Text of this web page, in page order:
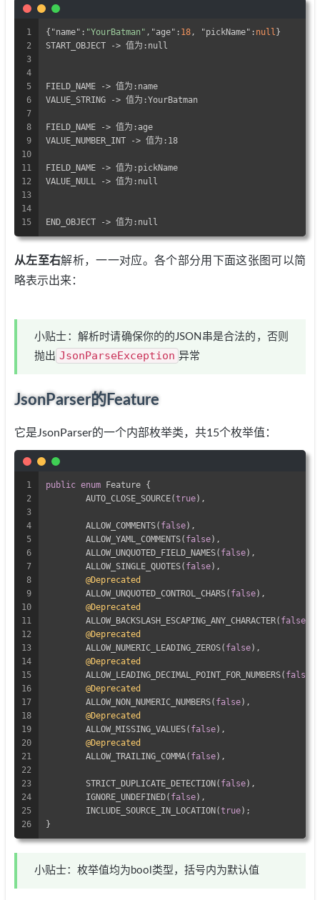
1
2
3
4
5
6
7
8
9
10
11
12
13
14
15
{ "name" : "YourBatman" , "age" : 18, "pickName" : null }
START_OBJECT -> 值为:null
FIELD_NAME -> 值为:name
VALUE_STRING -> 值为:YourBatman
FIELD_NAME -> 值为:age
VALUE_NUMBER_INT -> 值为:18
FIELD_NAME -> 值为:pickName
VALUE_NULL -> 值为:null
END_OBJECT -> 值为:null
从左至右解析，一一对应。各个部分用下面这张图可以简
略表示出来：
小贴士：解析时请确保你的的JSON串是合法的，否则
抛出 JsonParseException 异常
JsonParser的Feature
它是JsonParser的一个内部枚举类，共15个枚举值：
1
2
3
4
5
6
7
8
9
10
11
12
13
14
15
16
17
18
19
20
21
22
23
24
25
26
public enum Feature {
	AUTO_CLOSE_SOURCE(
true),
	ALLOW_COMMENTS(
false),
	ALLOW_YAML_COMMENTS(
false),
	ALLOW_UNQUOTED_FIELD_NAMES(
false),
	ALLOW_SINGLE_QUOTES(
false),
@Deprecated
	ALLOW_UNQUOTED_CONTROL_CHARS(
false),
@Deprecated
	ALLOW_BACKSLASH_ESCAPING_ANY_CHARACTER(
false
@Deprecated
	ALLOW_NUMERIC_LEADING_ZEROS(
false),
@Deprecated
	ALLOW_LEADING_DECIMAL_POINT_FOR_NUMBERS(
false
@Deprecated
	ALLOW_NON_NUMERIC_NUMBERS(
false),
@Deprecated
	ALLOW_MISSING_VALUES(
false),
@Deprecated
	ALLOW_TRAILING_COMMA(
false),
	STRICT_DUPLICATE_DETECTION(
false),
	IGNORE_UNDEFINED(
false),
	INCLUDE_SOURCE_IN_LOCATION(
true);
}
小贴士：枚举值均为bool类型，括号内为默认值